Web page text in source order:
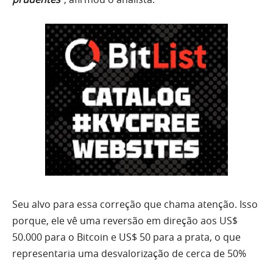
Seu alvo para essa correção que chama atenção. Isso
porque, ele vê uma reversão em direção aos US$
50.000 para o Bitcoin e US$ 50 para a prata, o que
representaria uma desvalorização de cerca de 50%